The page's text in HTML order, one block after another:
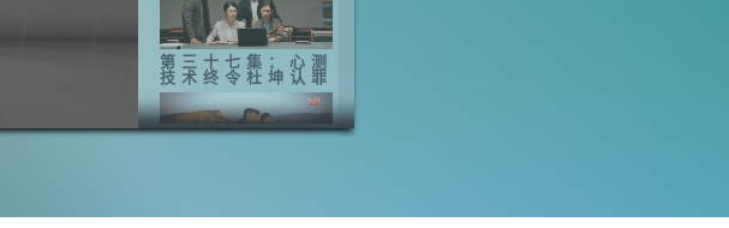
第三十七集：心测
技术终令杜坤认罪
林、清江案查出凶